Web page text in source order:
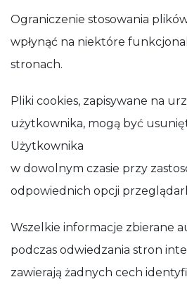
Ograniczenie stosowania
wpłynąć na niektóre
stronach.
Pliki cookies, zapisywane na
użytkownika, mogą być
Użytkownika
w dowolnym czasie przy
odpowiednich opcji
Wszelkie informacje zbierane
podczas odwiedzania stron
zawierają żadnych cech